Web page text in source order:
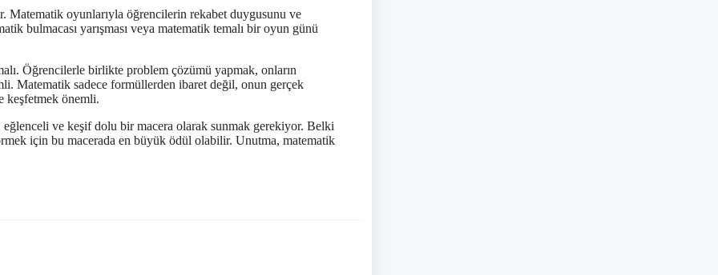
Matematik oyunlarıyla öğrencilerin rekabet duygusunu ve
bulmacası yarışması veya matematik temalı bir oyun günü
Öğrencilerle birlikte problem çözümü yapmak, onların
Matematik sadece formüllerden ibaret değil, onun gerçek
keşfetmek önemli.
ve keşif dolu bir macera olarak sunmak gerekiyor. Belki
için bu macerada en büyük ödül olabilir. Unutma, matematik